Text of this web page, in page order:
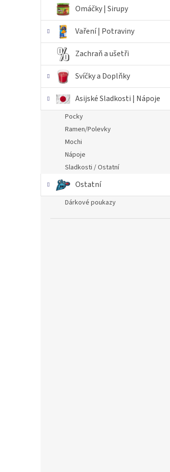
Omáčky | Sirupy
Vaření | Potraviny
Zachraň a ušetři
Svíčky a Doplňky
Asijské Sladkosti | Nápoje
Pocky
Ramen/Polevky
Mochi
Nápoje
Sladkosti / Ostatní
Ostatní
Dárkové poukazy